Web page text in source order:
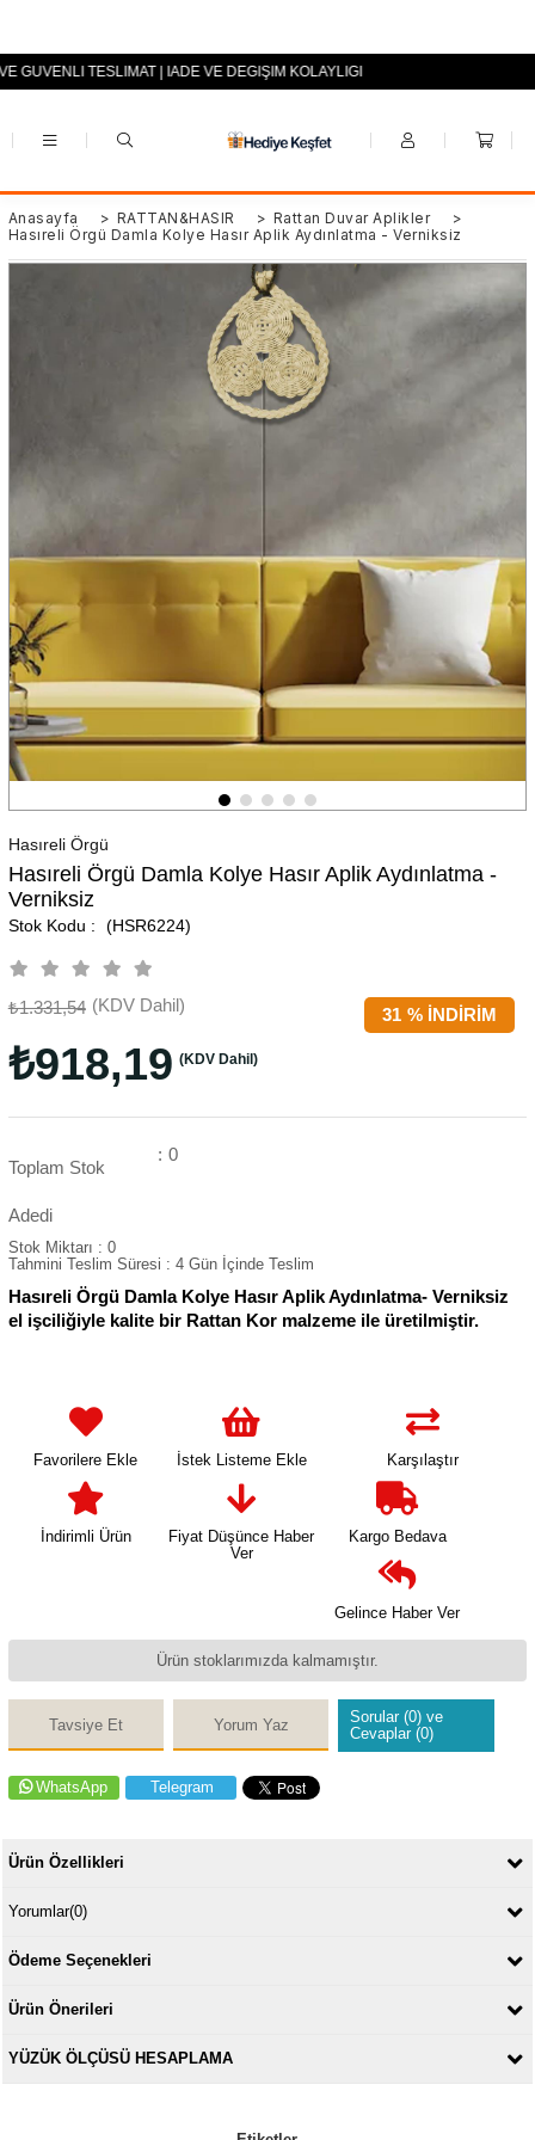
+90 (0553) 694 94 70
GÜVENLİ TESLİMAT | İADE VE DEĞİŞİM KOLAYLIĞI
Anasayfa > RATTAN&HASIR > Rattan Duvar Aplikler
>
Hasıreli Örgü Damla Kolye Hasır Aplik Aydınlatma - Verniksiz
Hasıreli Örgü
Hasıreli Örgü Damla Kolye Hasır Aplik Aydınlatma -
Verniksiz
(HSR6224)
%
31 İNDIRIM
₺1.331,54 (KDV Dahil)
₺918,19 (KDV Dahil)
Toplam Stok
Adedi
: 0
Stok Miktarı : 0
Tahmini Teslim Süresi : 4 Gün İçinde Teslim
Hasıreli Örgü Damla Kolye Hasır Aplik Aydınlatma- Verniksiz
el işciliğiyle kalite bir Rattan Kor malzeme ile üretilmiştir.
Favorilere Ekle İstek Listeme Ekle Karşılaştır
İndirimli Ürün
Fiyat Düşünce Haber
Ver
Kargo Bedava
Gelince Haber Ver
Ürün stoklarımızda kalmamıştır.
Tavsiye Et Yorum Yaz
Sorular (0) ve
Cevaplar (0)
WhatsApp Telegram
Ürün Özellikleri
Yorumlar(0)
Ödeme Seçenekleri
Ürün Önerileri
YÜZÜK ÖLÇÜSÜ HESAPLAMA